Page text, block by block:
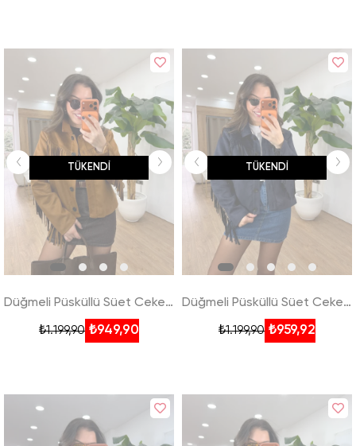
TÜKENDI
Düğmeli Püsküllü Süet Ceket - Taba
₺949,90
₺1.199,90
TÜKENDI
Düğmeli Püsküllü Süet Ceket - Lacivert
₺959,92
₺1.199,90